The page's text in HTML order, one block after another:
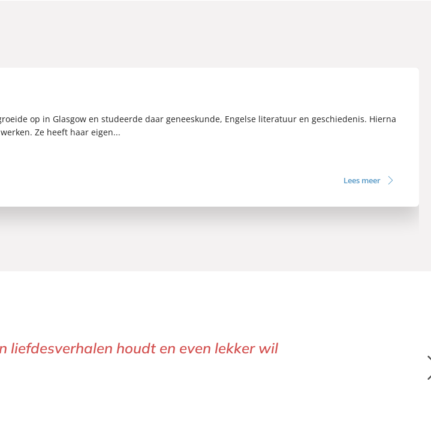
op in Glasgow en studeerde daar geneeskunde, Engelse literatuur en geschiedenis. Hierna
Ze heeft haar eigen...
Lees meer
liefdesverhalen houdt en even lekker wil